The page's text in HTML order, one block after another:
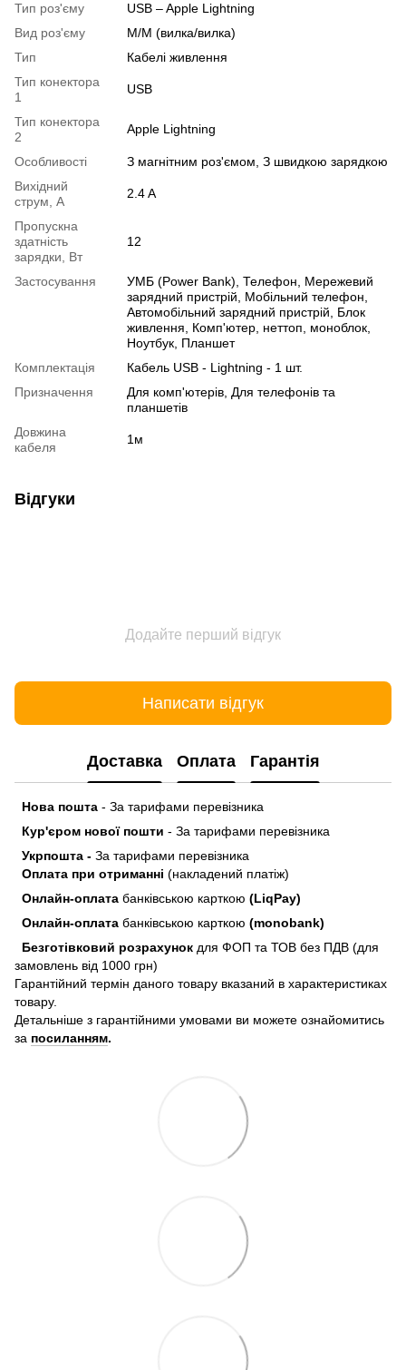
Тип роз'єму
USB – Apple Lightning
Вид роз'єму
M/M (вилка/вилка)
Тип
Кабелі живлення
Тип конектора
1
USB
Тип конектора
2
Apple Lightning
Особливості
З магнітним роз'ємом, З швидкою зарядкою
Вихідний
струм, А
2.4 A
Пропускна
здатність
зарядки, Вт
12
Застосування
УМБ (Power Bank), Телефон, Мережевий
зарядний пристрій, Мобільний телефон,
Автомобільний зарядний пристрій, Блок
живлення, Комп'ютер, неттоп, моноблок,
Ноутбук, Планшет
Комплектація
Кабель USB - Lightning - 1 шт.
Призначення
Для комп'ютерів, Для телефонів та
планшетів
Довжина
кабеля
1м
Відгуки
Додайте перший відгук
Написати відгук
Доставка Оплата Гарантія
Нова пошта - За тарифами перевізника
Кур'єром нової пошти - За тарифами перевізника
Укрпошта - За тарифами перевізника
Оплата при отриманні (накладений платіж)
Онлайн-оплата банківською карткою (LiqPay)
Онлайн-оплата банківською карткою (monobank)
Безготівковий розрахунок для ФОП та ТОВ без ПДВ (для
замовлень від 1000 грн)
Гарантійний термін даного товару вказаний в характеристиках
товару.
Детальніше з гарантійними умовами ви можете ознайомитись
за посиланням.